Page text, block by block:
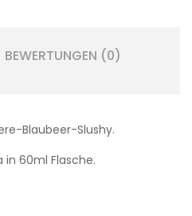
BEWERTUNGEN (0)
Blaubeer-Slushy.
in 60ml Flasche.